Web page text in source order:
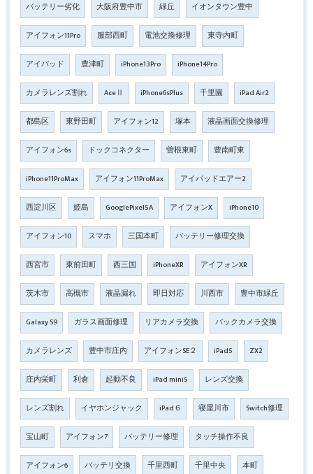
バッテリー劣化 大阪府豊中市 緑丘 イオンタウン豊中
アイフォン11Pro 服部西町 電池交換修理 東寺内町
アイパッド 豊津町 iPhone13Pro iPhone14Pro
カメラレンズ割れ AceⅡ iPhone6sPlus 千里園 iPad Air2
都島区 東野田町 アイフォン12 塚本 液晶画面交換修理
アイフォン6s ドックコネクター 曽根東町 豊南町東
iPhone11ProMax アイフォン11ProMax アイパッドエアー2
西淀川区 姫島 GooglePixel5A アイフォンX iPhone10
アイフォン10 スマホ 三国本町 バッテリー修理交換
西宮市 東前田町 西三国 iPhoneXR アイフォンXR
茨木市 高槻市 液晶漏れ 即日対応 川西市 豊中市緑丘
Galaxy S9 ガラス画面修理 リアカメラ交換 バックカメラ交換
カメラレンズ 豊中市庄内 アイフォンSE２ iPad5 ZX2
庄内栄町 利倉 起動不良 iPad mini5 レンズ交換
レンズ割れ イヤホンジャック iPad６ 寝屋川市 Switch修理
宝山町 アイフォン7 バッテリー修理 タッチ操作不良
アイフォン6 バッテリ交換 千里西町 千里中央 本町